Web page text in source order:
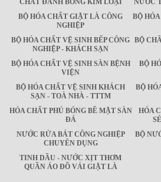
BỘ HÓA CHẤT GIẶT LÀ CÔNG
NGHIỆP
BỘ
BỘ HÓA CHẤT VỆ SINH BẾP CÔNG
NGHIỆP - KHÁCH SẠN
BỘ
BỘ HÓA CHẤT VỆ SINH SÀN BỆNH
VIỆN
BỘ
BỘ HÓA CHẤT VỆ SINH KHÁCH
SẠN - TOÀ NHÀ - TTTM
BỘ
HÓA CHẤT PHỦ BÓNG BỀ MẶT SÀN
ĐÁ
HÓA
NƯỚC RỬA BÁT CÔNG NGHIỆP
CHUYÊN DỤNG
BỘ
TINH DẦU - NƯỚC XỊT THƠM
QUẦN ÁO ĐỒ VẢI GIẶT LÀ